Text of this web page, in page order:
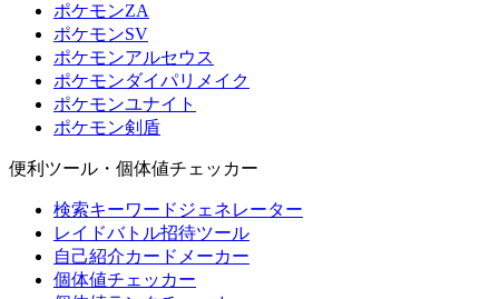
ポケモンZA
ポケモンSV
ポケモンアルセウス
ポケモンダイパリメイク
ポケモンユナイト
ポケモン剣盾
便利ツール・個体値チェッカー
検索キーワードジェネレーター
レイドバトル招待ツール
自己紹介カードメーカー
個体値チェッカー